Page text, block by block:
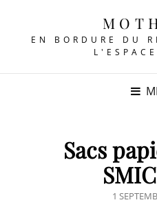
EN BORDURE DU
Sacs
POSTED
1